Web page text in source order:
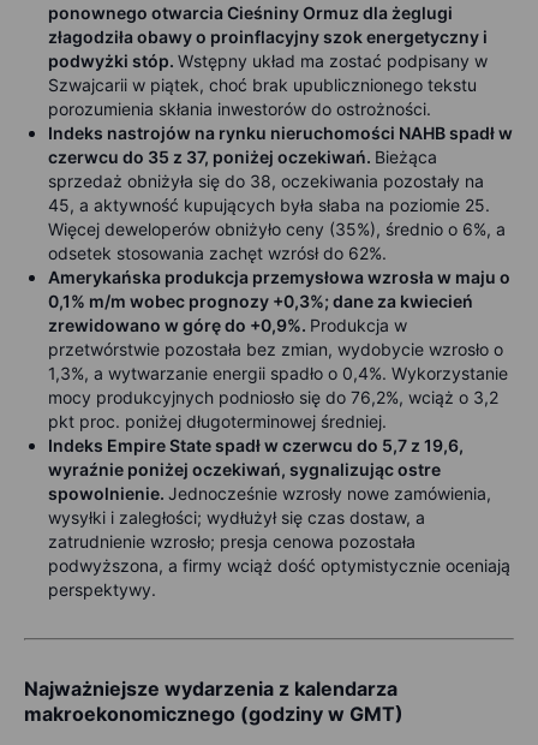
ponownego otwarcia Cieśniny Ormuz dla żeglugi
złagodziła obawy o proinflacyjny szok energetyczny i
podwyżki stóp. Wstępny układ ma zostać podpisany w
Szwajcarii w piątek, choć brak upublicznionego tekstu
porozumienia skłania inwestorów do ostrożności.
Indeks nastrojów na rynku nieruchomości NAHB spadł w
czerwcu do 35 z 37, poniżej oczekiwań. Bieżąca
sprzedaż obniżyła się do 38, oczekiwania pozostały na
45, a aktywność kupujących była słaba na poziomie 25.
Więcej deweloperów obniżyło ceny (35%), średnio o 6%, a
odsetek stosowania zachęt wzrósł do 62%.
Amerykańska produkcja przemysłowa wzrosła w maju o
0,1% m/m wobec prognozy +0,3%; dane za kwiecień
zrewidowano w górę do +0,9%. Produkcja w
przetwórstwie pozostała bez zmian, wydobycie wzrosło o
1,3%, a wytwarzanie energii spadło o 0,4%. Wykorzystanie
mocy produkcyjnych podniosło się do 76,2%, wciąż o 3,2
pkt proc. poniżej długoterminowej średniej.
Indeks Empire State spadł w czerwcu do 5,7 z 19,6,
wyraźnie poniżej oczekiwań, sygnalizując ostre
spowolnienie. Jednocześnie wzrosły nowe zamówienia,
wysyłki i zaległości; wydłużył się czas dostaw, a
zatrudnienie wzrosło; presja cenowa pozostała
podwyższona, a firmy wciąż dość optymistycznie oceniają
perspektywy.
Najważniejsze wydarzenia z kalendarza
makroekonomicznego (godziny w GMT)